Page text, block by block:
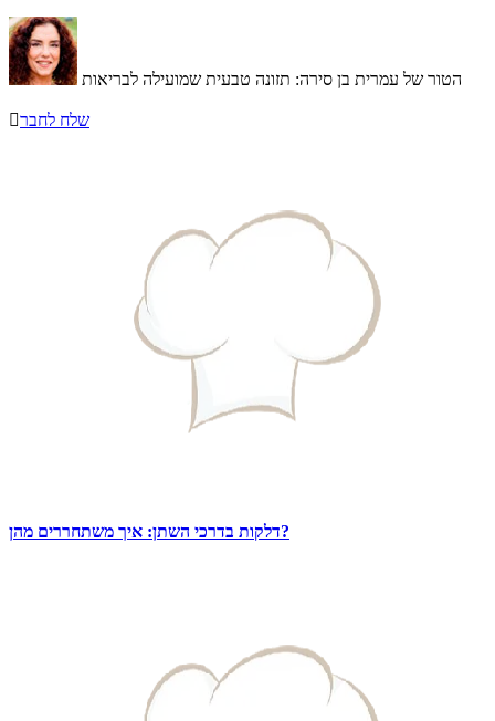
הטור של עמרית בן סירה: תזונה טבעית שמועילה לבריאות
שלח לחבר
דלקות בדרכי השתן: איך משתחררים מהן?